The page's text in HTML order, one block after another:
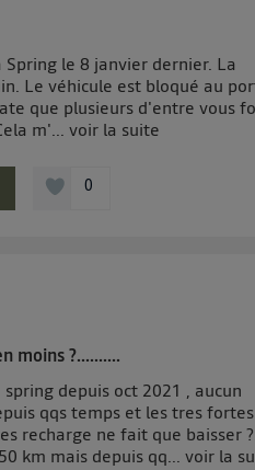
le 8 janvier dernier. La
Le véhicule est bloqué au
que plusieurs d'entre vous
m'...voir la suite
0
moins ?..........
spring depuis oct 2021 , aucun
qqs temps et les tres fortes
recharge ne fait que baisser
km mais depuis qq...voir la